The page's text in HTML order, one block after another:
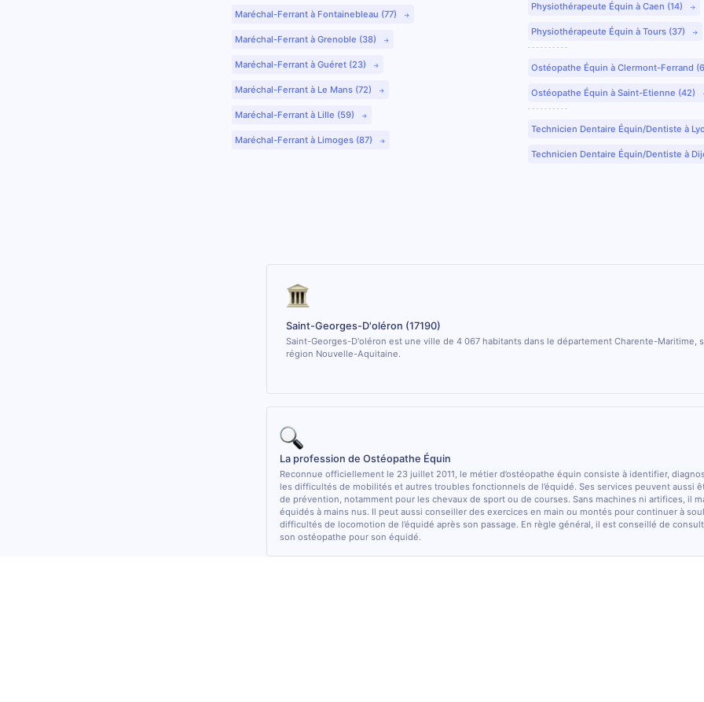
Maréchal-Ferrant à Fontainebleau (77)
Maréchal-Ferrant à Grenoble (38)
Maréchal-Ferrant à Guéret (23)
Maréchal-Ferrant à Le Mans (72)
Maréchal-Ferrant à Lille (59)
Maréchal-Ferrant à Limoges (87)
Physiothérapeute Équin à Caen (14)
Physiothérapeute Équin à Tours (37)
Ostéopathe Équin à Clermont-Ferrand
Ostéopathe Équin à Saint-Etienne (42)
Technicien Dentaire Équin/Dentiste à
Technicien Dentaire Équin/Dentiste à
Saint-Georges-D'oléron (17190)
Saint-Georges-D'oléron est une ville de 4 067 habitants dans le département Charente-Maritime,
région Nouvelle-Aquitaine.
La profession de Ostéopathe Équin
Reconnue officiellement le 23 juillet 2011, le métier d’ostéopathe équin consiste à identifier,
les difficultés de mobilités et autres troubles fonctionnels de l’équidé. Ses services peuvent aussi
de prévention, notamment pour les chevaux de sport ou de courses. Sans machines ni artifices, il
équidés à mains nus. Il peut aussi conseiller des exercices en main ou montés pour continuer à
difficultés de locomotion de l’équidé après son passage. En règle général, il est conseillé de
son ostéopathe pour son équidé.